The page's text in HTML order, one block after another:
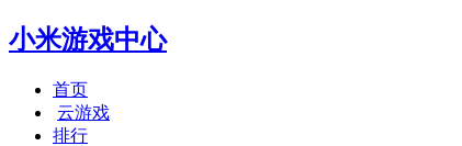
小米游戏中心
首页
云游戏
排行